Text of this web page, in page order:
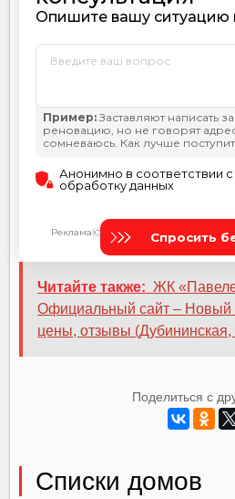
Читайте также: ЖК
Официальный сайт – Новый
цены, отзывы (Дубининская,
Поделиться с
Списки домов